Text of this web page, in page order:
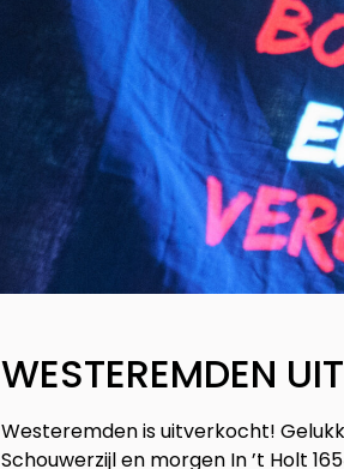
WESTEREMDEN
Westeremden is uitverkocht!
Schouwerzijl en morgen In ’t Holt